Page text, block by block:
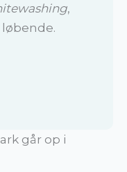
,
går op i